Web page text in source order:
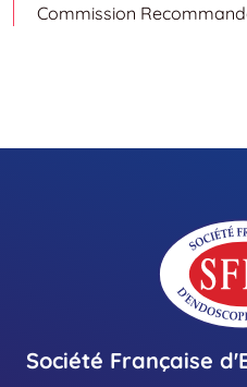
Commission
Société Française